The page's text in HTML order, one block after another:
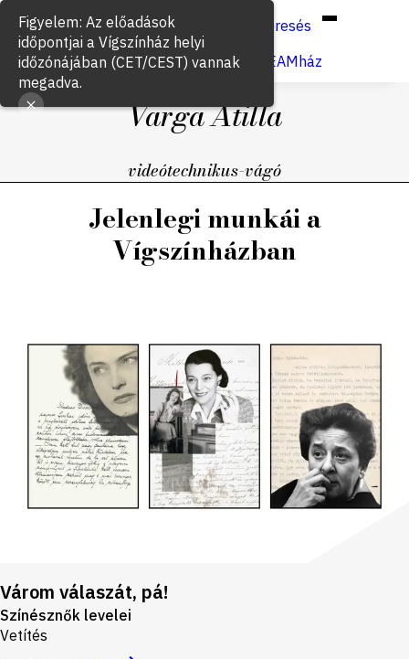
Keresés
Jegyvásárlás
VígSTREAMház
Varga Atilla
videótechnikus-vágó
Jelenlegi munkái a
Vígszínházban
Várom válaszát, pá!
Színésznők levelei
Vetítés
Figyelem: Az előadások
időpontjai a Vígszínház helyi
időzónájában (CET/CEST) vannak
megadva.